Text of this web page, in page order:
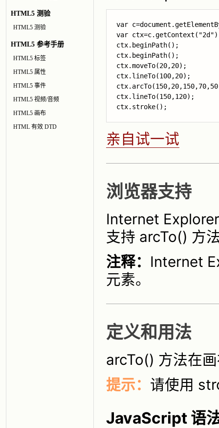
HTML5 测验
HTML5 测验
HTML5 参考手册
HTML5 标签
HTML5 属性
HTML5 事件
HTML5 视频/音频
HTML5 画布
HTML 有效 DTD
var
var
ctx.beginPath();
ctx.beginPath();
亲自试一试
浏览器支持
Internet
支持 arcTo() 方
注释： Internet
元素。
定义和用法
arcTo() 方法在
提示： 请使用
JavaScript 语